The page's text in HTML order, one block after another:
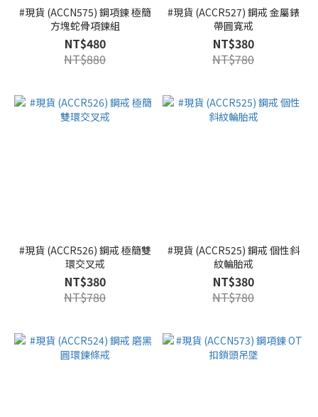
#現貨 (ACCN575) 鋼項鍊 極簡
方塊蛇骨項鍊組
NT$480
NT$880
#現貨 (ACCR527) 鋼戒 金屬錶
帶圓寬戒
NT$380
NT$780
#現貨 (ACCR526) 鋼戒 極簡雙
環交叉戒
NT$380
NT$780
#現貨 (ACCR525) 鋼戒 個性斜
紋輪胎戒
NT$380
NT$780